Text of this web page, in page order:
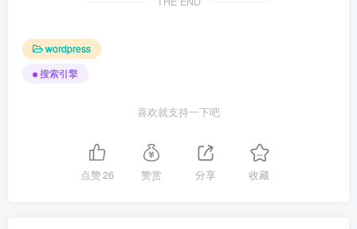
wordpress
搜索引擎
喜欢就支持一下吧
点赞26 赞赏 分享 收藏